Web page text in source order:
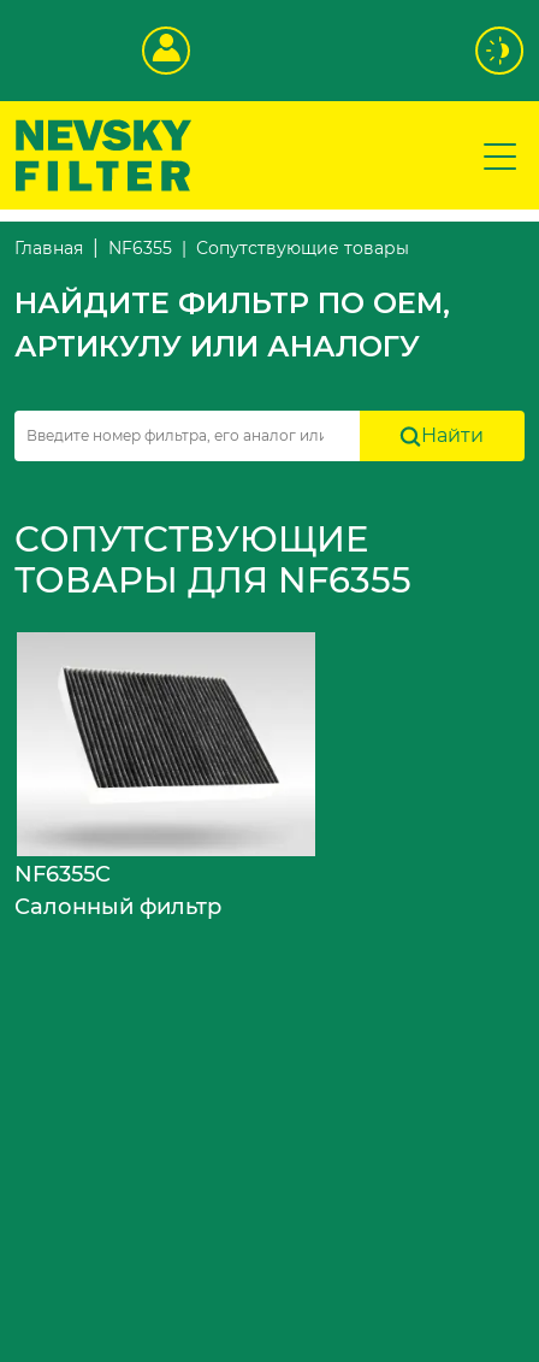
Главная NF6355 Сопутствующие товары
НАЙДИТЕ ФИЛЬТР ПО OEM,
АРТИКУЛУ ИЛИ АНАЛОГУ
Найти
СОПУТСТВУЮЩИЕ
ТОВАРЫ ДЛЯ NF6355
NF6355C
Салонный фильтр